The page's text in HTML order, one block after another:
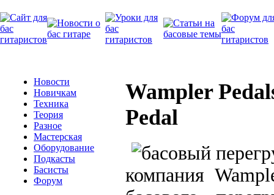
Новости
Новичкам
Техника
Теория
Разное
Мастерская
Оборудование
Подкасты
Басисты
Форум
Wampler
Pedal
компания